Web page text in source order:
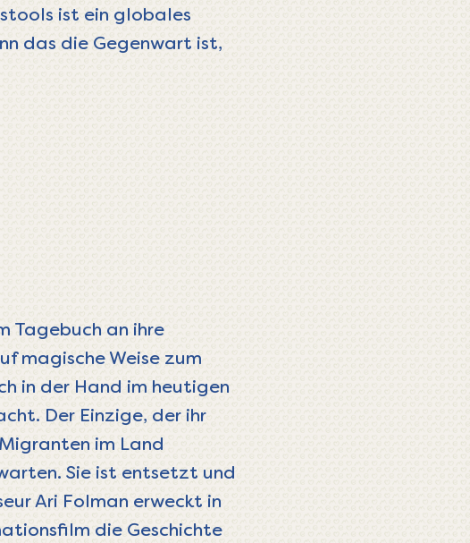
ist ein globales
das die Gegenwart ist,
Tagebuch an ihre
magische Weise zum
in der Hand im heutigen
Der Einzige, der ihr
im Land
Sie ist entsetzt und
Ari Folman erweckt in
die Geschichte